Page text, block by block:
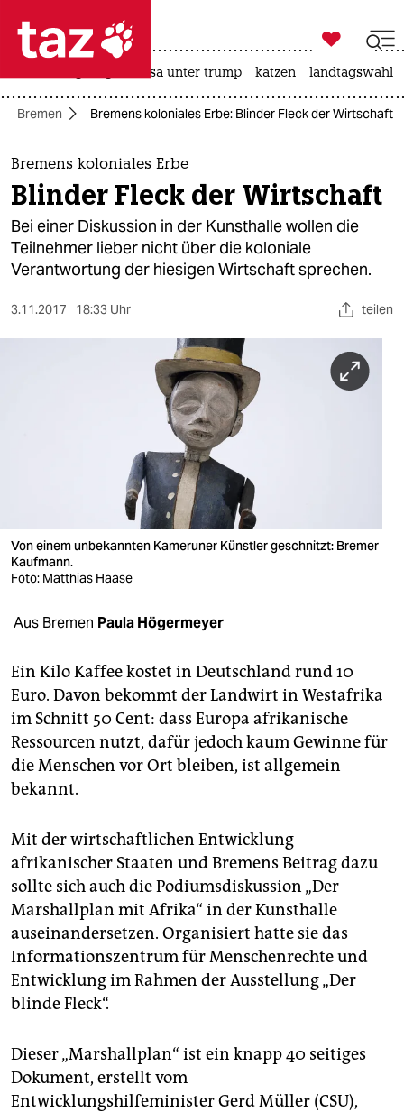
 taz zahl ich
taz zahl ich
themen
politik
öko
gesellschaft
verlag
verlag
shop
fragen & hilfe
unterstützen
abo
genossenschaft

taz zahl ich
usa unter trump katzen landtagswahl
Bremen Bremens koloniales Erbe: Blinder Fleck der Wirtschaft
Bremens koloniales Erbe
Blinder Fleck der Wirtschaft
Bei einer Diskussion in der Kunsthalle wollen die
Teilnehmer lieber nicht über die koloniale
Verantwortung der hiesigen Wirtschaft sprechen.
3.11.2017 18:33 Uhr teilen
Von einem unbekannten Kameruner Künstler geschnitzt: Bremer
Kaufmann.
Foto: Matthias Haase
Aus Bremen Paula Högermeyer
Ein Kilo Kaffee kostet in Deutschland rund 10
Euro. Davon bekommt der Landwirt in Westafrika
im Schnitt 50 Cent: dass Europa afrikanische
Ressourcen nutzt, dafür jedoch kaum Gewinne für
die Menschen vor Ort bleiben, ist allgemein
bekannt.
Mit der wirtschaftlichen Entwicklung
afrikanischer Staaten und Bremens Beitrag dazu
sollte sich auch die Podiumsdiskussion „Der
Marshallplan mit Afrika“ in der Kunsthalle
auseinandersetzen. Organisiert hatte sie das
Informationszentrum für Menschenrechte und
Entwicklung im Rahmen der Ausstellung „Der
blinde Fleck“.
Dieser „Marshallplan“ ist ein knapp 40 seitiges
Dokument, erstellt vom
Entwicklungshilfeminister Gerd Müller (CSU),